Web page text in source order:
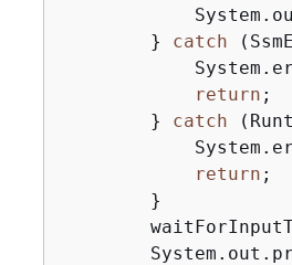
        }
catch
return ;
        }
catch
return ;
        }